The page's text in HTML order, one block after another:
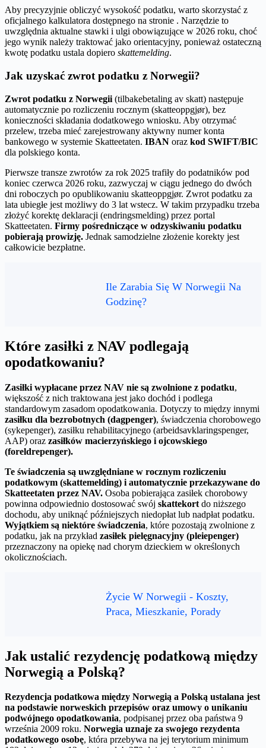
Aby precyzyjnie obliczyć wysokość podatku, warto skorzystać z
oficjalnego kalkulatora dostępnego na stronie . Narzędzie to
uwzględnia aktualne stawki i ulgi obowiązujące w 2026 roku, choć
jego wynik należy traktować jako orientacyjny, ponieważ ostateczną
kwotę podatku ustala dopiero skattemelding.
Jak uzyskać zwrot podatku z Norwegii?
Zwrot podatku z Norwegii (tilbakebetaling av skatt) następuje
automatycznie po rozliczeniu rocznym (skatteoppgjør), bez
konieczności składania dodatkowego wniosku. Aby otrzymać
przelew, trzeba mieć zarejestrowany aktywny numer konta
bankowego w systemie Skatteetaten. IBAN oraz kod SWIFT/BIC
dla polskiego konta.
Pierwsze transze zwrotów za rok 2025 trafiły do podatników pod
koniec czerwca 2026 roku, zazwyczaj w ciągu jednego do dwóch
dni roboczych po opublikowaniu skatteoppgjør. Zwrot podatku za
lata ubiegłe jest możliwy do 3 lat wstecz. W takim przypadku trzeba
złożyć korektę deklaracji (endringsmelding) przez portal
Skatteetaten. Firmy pośredniczące w odzyskiwaniu podatku
pobierają prowizję. Jednak samodzielne złożenie korekty jest
całkowicie bezpłatne.
Ile Zarabia Się W Norwegii Na
Godzinę?
Które zasiłki z NAV podlegają
opodatkowaniu?
Zasiłki wypłacane przez NAV nie są zwolnione z podatku,
większość z nich traktowana jest jako dochód i podlega
standardowym zasadom opodatkowania. Dotyczy to między innymi
zasiłku dla bezrobotnych (dagpenger), świadczenia chorobowego
(sykepenger), zasiłku rehabilitacyjnego (arbeidsavklaringspenger,
AAP) oraz zasiłków macierzyńskiego i ojcowskiego
(foreldrepenger).
Te świadczenia są uwzględniane w rocznym rozliczeniu
podatkowym (skattemelding) i automatycznie przekazywane do
Skatteetaten przez NAV. Osoba pobierająca zasiłek chorobowy
powinna odpowiednio dostosować swój skattekort do niższego
dochodu, aby uniknąć późniejszych niedopłat lub nadpłat podatku.
Wyjątkiem są niektóre świadczenia, które pozostają zwolnione z
podatku, jak na przykład zasiłek pielęgnacyjny (pleiepenger)
przeznaczony na opiekę nad chorym dzieckiem w określonych
okolicznościach.
Życie W Norwegii - Koszty,
Praca, Mieszkanie, Porady
Jak ustalić rezydencję podatkową między
Norwegią a Polską?
Rezydencja podatkowa między Norwegią a Polską ustalana jest
na podstawie norweskich przepisów oraz umowy o unikaniu
podwójnego opodatkowania, podpisanej przez oba państwa 9
września 2009 roku. Norwegia uznaje za swojego rezydenta
podatkowego osobę, która przebywa na jej terytorium minimum